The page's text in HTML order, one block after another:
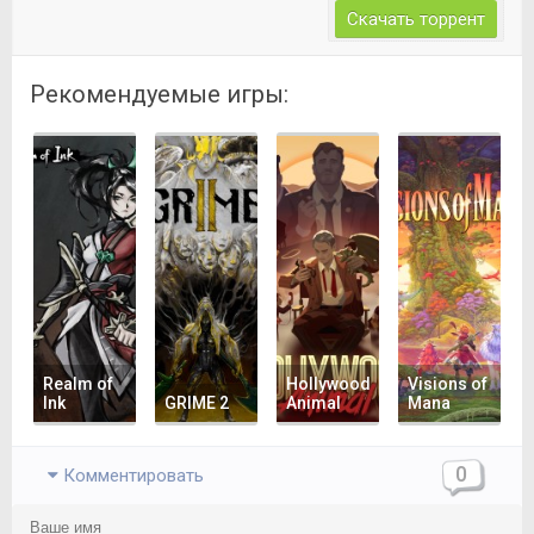
Скачать торрент
Рекомендуемые игры:
Realm of
Ink
GRIME 2
Hollywood
Animal
Visions of
Mana
Комментировать 0